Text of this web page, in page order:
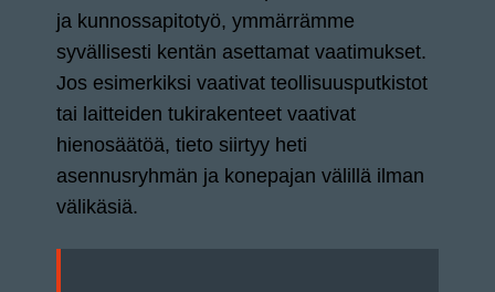
ja kunnossapitotyö, ymmärrämme
syvällisesti kentän asettamat vaatimukset.
Jos esimerkiksi vaativat teollisuusputkistot
tai laitteiden tukirakenteet vaativat
hienosäätöä, tieto siirtyy heti
asennusryhmän ja konepajan välillä ilman
välikäsiä.